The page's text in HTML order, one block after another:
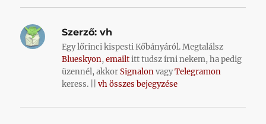
Szerző: vh
Egy lőrinci kispesti Kőbányáról. Megtalálsz
Blueskyon,emailtitt tudsz írni nekem, ha pedig
üzennél, akkorSignalonvagyTelegramon
keress. ||vh összes bejegyzése